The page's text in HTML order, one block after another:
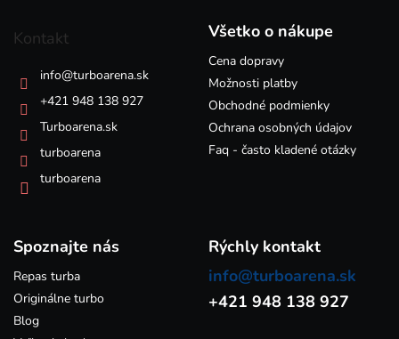
Kontakt
info@turboarena.sk
+421 948 138 927
Turboarena.sk
turboarena
turboarena
Všetko o nákupe
Cena dopravy
Možnosti platby
Obchodné podmienky
Ochrana osobných údajov
Faq - často kladené otázky
Spoznajte nás
Repas turba
Originálne turbo
Blog
Rýchly kontakt
info@turboarena.sk
+421 948 138 927